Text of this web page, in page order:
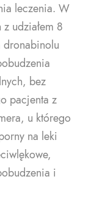
leczenia. W
udziałem 8
dronabinolu
bez
pacjenta z
u którego
na leki
i